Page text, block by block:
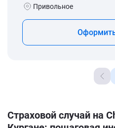
Привольное
Страховой случай на